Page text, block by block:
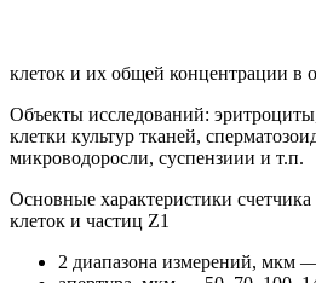
клеток и их общей концентрации в
Объекты исследований:
клетки культур тканей,
микроводоросли, суспензиии и т.п.
Основные характеристики счетчика
клеток и частиц Z1
2 диапазона измерений, мкм